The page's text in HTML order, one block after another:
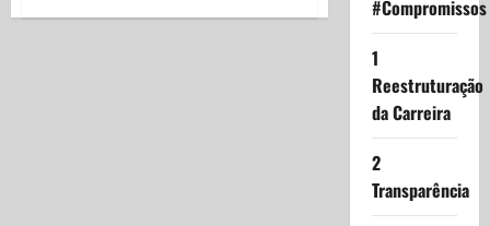
#Compromissos
1
Reestruturação
da Carreira
2
Transparência